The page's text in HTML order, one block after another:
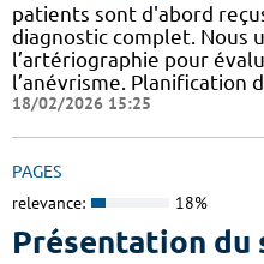
patients sont d'abord
diagnostic complet. Nous
l’artériographie pour
l’anévrisme. Planification
18/02/2026 15:25
PAGES
relevance: 18%
Présentation du